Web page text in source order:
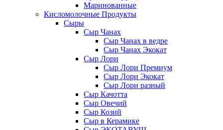
Маринованные
Кисломолочные Продукты
Сыры
Сыр Чанах
Сыр Чанах в ведре
Сыр Чанах Экокат
Сыр Лори
Сыр Лори Премиум
Сыр Лори Экокат
Сыр Лори разный
Сыр Качотта
Сыр Овечий
Сыр Козий
Сыр в Керамике